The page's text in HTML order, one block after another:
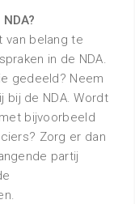
van belang te
in de NDA.
gedeeld? Neem
bij de NDA. Wordt
bijvoorbeeld
Zorg er dan
partij